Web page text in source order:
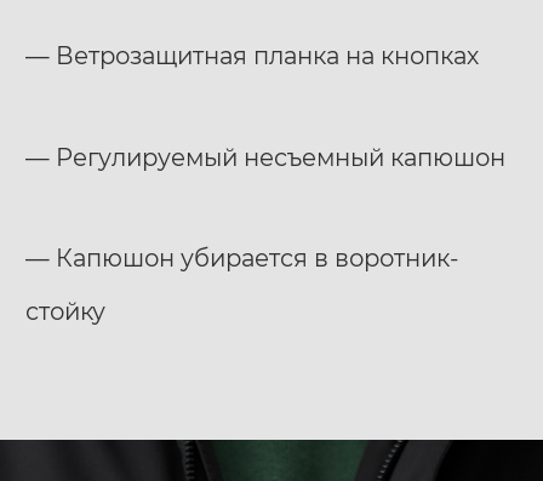
— Ветрозащитная планка на кнопках
— Регулируемый несъемный капюшон
— Капюшон убирается в воротник-
стойку